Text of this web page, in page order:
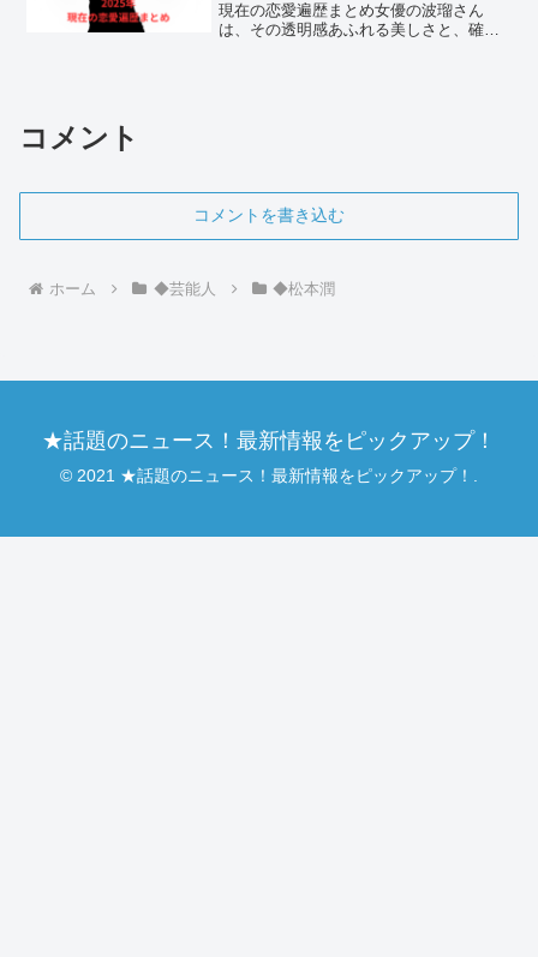
現在の恋愛遍歴まとめ女優の波瑠さん
は、その透明感あふれる美しさと、確か
コメント
コメントを書き込む
ホーム ◆芸能人 ◆松本潤
★話題のニュース！最新情報をピックアップ！
© 2021 ★話題のニュース！最新情報をピックアップ！.